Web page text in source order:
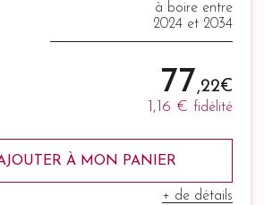
à boire entre
2024 et 2034
77,22 €
1,16 € fidélité
À MON PANIER
+ de détails